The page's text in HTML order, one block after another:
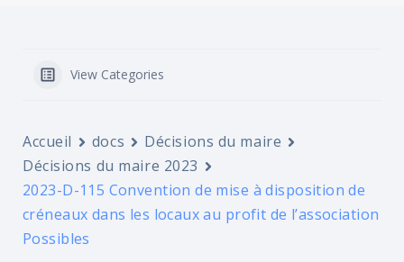
View Categories
Accueil docs
Décisions du maire
Décisions du maire 2023
2023-D-115 Convention de mise à disposition de
créneaux dans les locaux au profit de l’association
Possibles